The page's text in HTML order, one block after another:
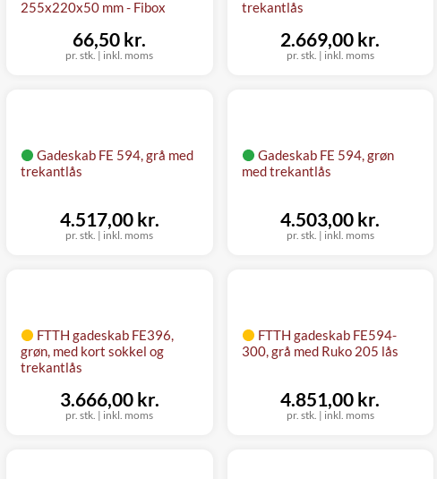
255x220x50 mm - Fibox
pr. stk. | inkl. moms
66,50 kr.
trekantlås
pr. stk. | inkl. moms
2.669,00 kr.
Gadeskab FE 594, grå med
trekantlås
pr. stk. | inkl. moms
4.517,00 kr.
Gadeskab FE 594, grøn
med trekantlås
pr. stk. | inkl. moms
4.503,00 kr.
FTTH gadeskab FE396,
grøn, med kort sokkel og
trekantlås
pr. stk. | inkl. moms
3.666,00 kr.
FTTH gadeskab FE594-
300, grå med Ruko 205 lås
pr. stk. | inkl. moms
4.851,00 kr.